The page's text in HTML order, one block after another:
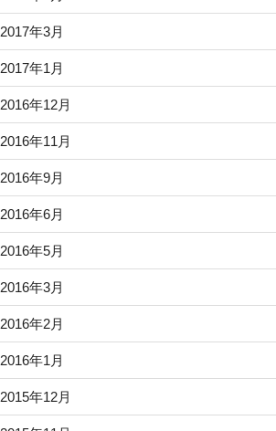
2017年3月
2017年1月
2016年12月
2016年11月
2016年9月
2016年6月
2016年5月
2016年3月
2016年2月
2016年1月
2015年12月